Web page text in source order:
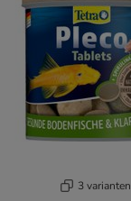
3 varianten